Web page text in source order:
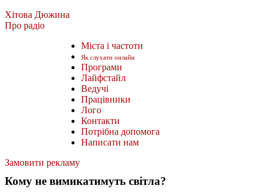
Хітова Дюжина
Про радіо
Міста і частоти
Як слухати онлайн
Програми
Лайфстайл
Ведучі
Працівники
Лого
Контакти
Потрібна допомога
Написати нам
Замовити рекламу
Кому не вимикатимуть світла?